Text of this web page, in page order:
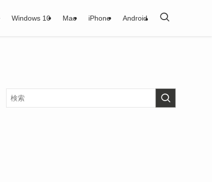
Windows 10 Mac iPhone Android